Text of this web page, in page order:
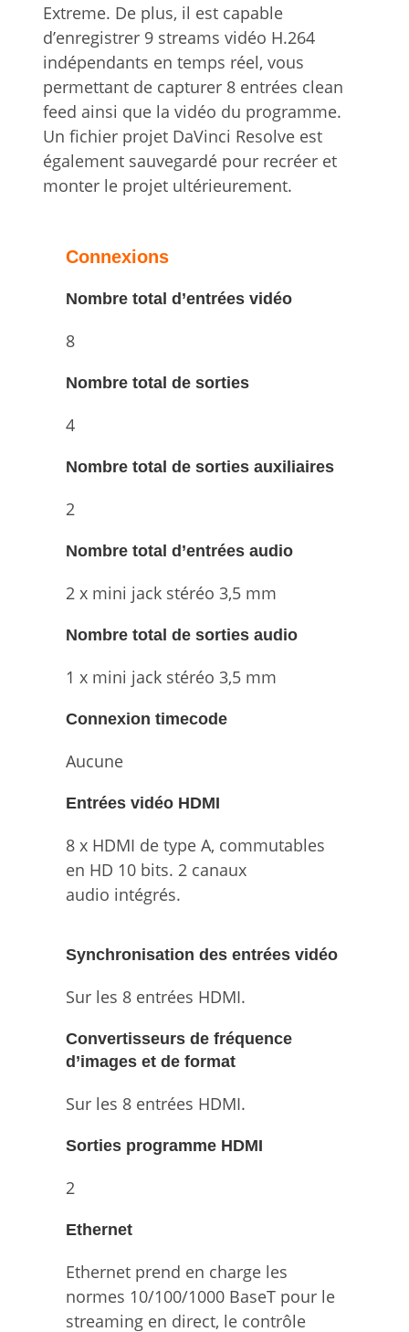
Extreme. De plus, il est capable
d’enregistrer 9 streams vidéo H.264
indépendants en temps réel, vous
permettant de capturer 8 entrées clean
feed ainsi que la vidéo du programme.
Un fichier projet DaVinci Resolve est
également sauvegardé pour recréer et
monter le projet ultérieurement.
Connexions
Nombre total d’entrées vidéo
8
Nombre total de sorties
4
Nombre total de sorties auxiliaires
2
Nombre total d’entrées audio
2 x mini jack stéréo 3,5 mm
Nombre total de sorties audio
1 x mini jack stéréo 3,5 mm
Connexion timecode
Aucune
Entrées vidéo HDMI
8 x HDMI de type A, commutables
en HD 10 bits. 2 canaux
audio intégrés.
Synchronisation des entrées vidéo
Sur les 8 entrées HDMI.
Convertisseurs de fréquence
d’images et de format
Sur les 8 entrées HDMI.
Sorties programme HDMI
2
Ethernet
Ethernet prend en charge les
normes 10/100/1000 BaseT pour le
streaming en direct, le contrôle